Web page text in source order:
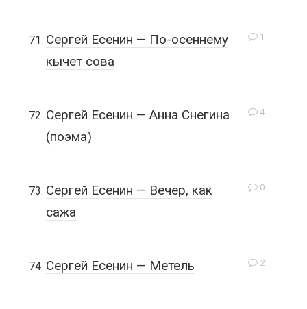
1
Сергей Есенин — По-осеннему
кычет сова
4
Сергей Есенин — Анна Снегина
(поэма)
0
Сергей Есенин — Вечер, как
сажа
2
Сергей Есенин — Метель